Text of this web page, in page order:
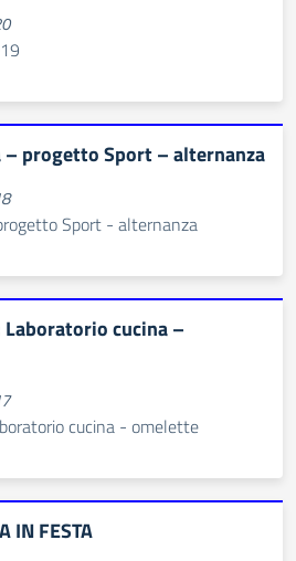
progetto Sport – alternanza
Sport - alternanza
cucina –
cucina - omelette
IN FESTA